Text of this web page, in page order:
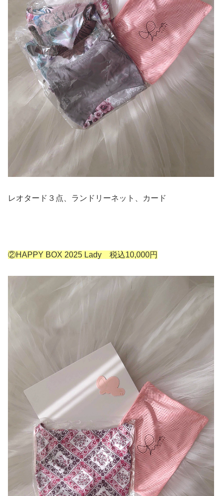
レオタード３点、ランドリーネット、カード
②HAPPY BOX 2025 Lady 税込10,000円